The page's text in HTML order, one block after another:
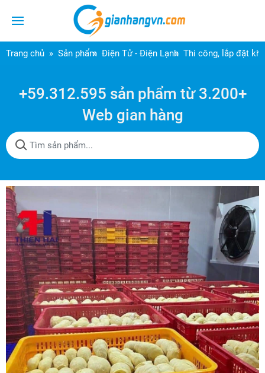
Trang chủ Sản phẩm Điện Tử - Điện Lạnh Thi công, lắp đặt
+59.312.595 sản phẩm từ 3.200+
Web gian hàng